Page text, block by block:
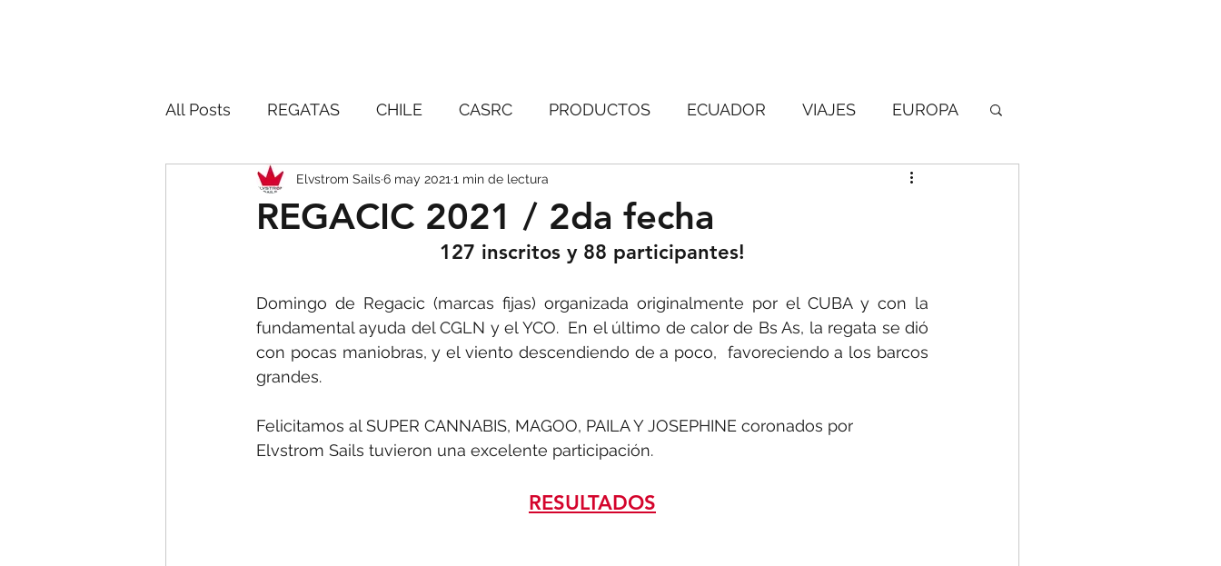
All Posts REGATAS CHILE CASRC PRODUCTOS ECUADOR VIAJES EUROPA
BARCOS ONE DESIGN TIPS
REGACIC 2021 / 2da fecha
Elvstrom Sails6 may 2021 1 min de lectura
127 inscritos y 88 participantes!
Domingo de Regacic (marcas fijas) organizada originalmente por el CUBA y con la
fundamental ayuda del CGLN y el YCO.  En el último de calor de Bs As, la regata se dió
con pocas maniobras, y el viento descendiendo de a poco,  favoreciendo a los barcos
grandes.
Felicitamos al SUPER CANNABIS, MAGOO, PAILA Y JOSEPHINE coronados por
Elvstrom Sails tuvieron una excelente participación.
RESULTADOS